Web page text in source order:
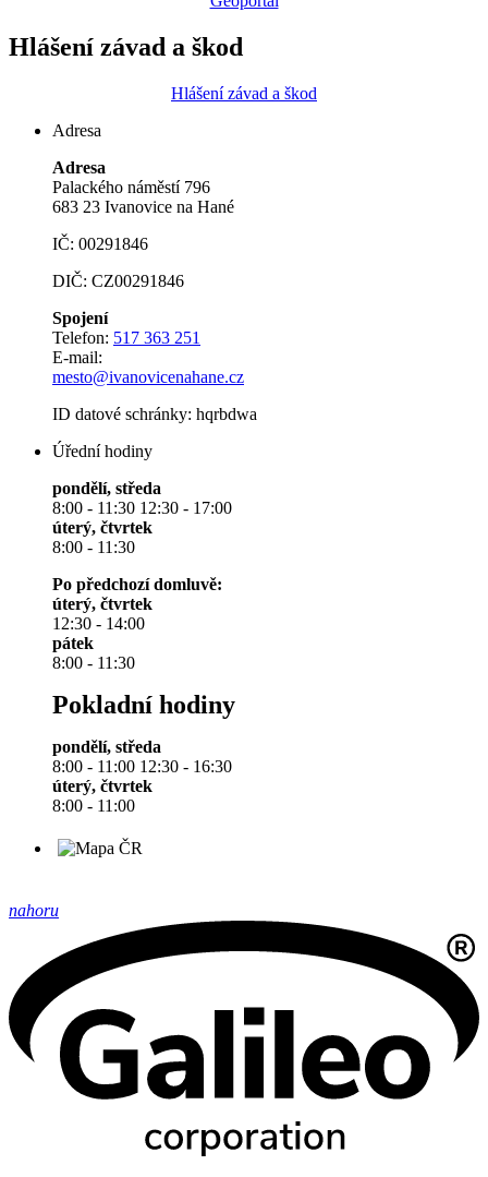
Hlášení závad a škod
Hlášení závad a škod
Adresa
Adresa
Palackého náměstí 796
683 23 Ivanovice na Hané
IČ: 00291846
DIČ: CZ00291846
Spojení
Telefon: 517 363 251
E-mail:
mesto@ivanovicenahane.cz
ID datové schránky: hqrbdwa
Úřední hodiny
pondělí, středa
8:00 - 11:30 12:30 - 17:00
úterý, čtvrtek
8:00 - 11:30
Po předchozí domluvě:
úterý, čtvrtek
12:30 - 14:00
pátek
8:00 - 11:30
Pokladní hodiny
pondělí, středa
8:00 - 11:00 12:30 - 16:30
úterý, čtvrtek
8:00 - 11:00
nahoru